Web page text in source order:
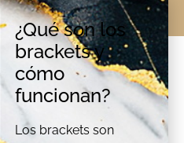
¿Qué son los
brackets y
cómo
funcionan?
Los brackets son